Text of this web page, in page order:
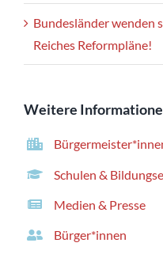
Bundesländer wenden
Reiches Reformpläne!
Weitere
Schulen &
Medien & Presse
Bürger*innen